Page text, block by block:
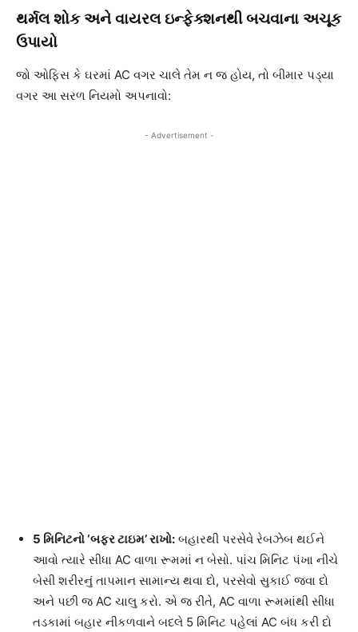
થર્મલ શોક અને વાયરલ ઇન્ફેક્શનથી બચવાના અચૂક
ઉપાયો
જો ઓફિસ કે ઘરમાં AC વગર ચાલે તેમ ન જ હોય, તો બીમાર પડ્યા
વગર આ સરળ નિયમો અપનાવો:
- Advertisement -
5 મિનિટનો ‘બફર ટાઇમ’ રાખો: બહારથી પરસેવે રેબઝેબ થઈને
આવો ત્યારે સીધા AC વાળા રૂમમાં ન બેસો. પાંચ મિનિટ પંખા નીચે
બેસી શરીરનું તાપમાન સામાન્ય થવા દો, પરસેવો સુકાઈ જવા દો
અને પછી જ AC ચાલુ કરો. એ જ રીતે, AC વાળા રૂમમાંથી સીધા
તડકામાં બહાર નીકળવાને બદલે 5 મિનિટ પહેલાં AC બંધ કરી દો